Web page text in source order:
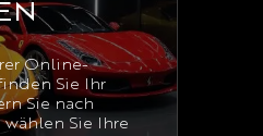
Online-
Sie Ihr
Sie nach
Sie Ihre